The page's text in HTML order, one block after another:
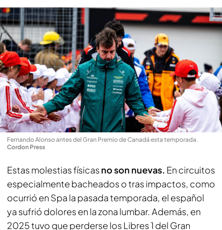
Fernando Alonso antes del Gran Premio de Canadá esta temporada.
Cordon Press
Estas molestias físicas no son nuevas. En circuitos
especialmente bacheados o tras impactos, como
ocurrió en Spa la pasada temporada, el español
ya sufrió dolores en la zona lumbar. Además, en
2025 tuvo que perderse los Libres 1 del Gran